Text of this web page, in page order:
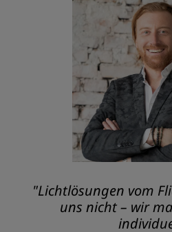
"Lichtlösungen vom
uns nicht – wir